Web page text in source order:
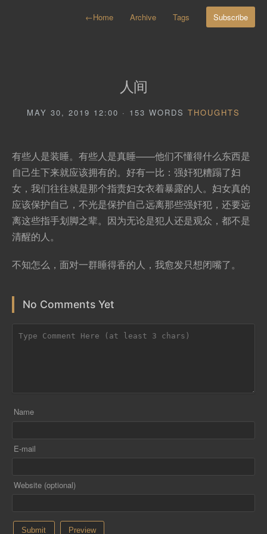
←Home Archive Tags Subscribe
人间
MAY 30, 2019 12:00 · 153 WORDS THOUGHTS
有些人是装睡。有些人是真睡——他们不懂得什么东西是
自己生下来就应该拥有的。好有一比：强奸犯糟蹋了妇
女，我们往往就是那个指责妇女衣着暴露的人。妇女真的
应该保护自己，不光是保护自己远离那些强奸犯，还要远
离这些指手划脚之辈。因为无论是犯人还是观众，都不是
清醒的人。
不知怎么，面对一群睡得香的人，我愈发只想闭嘴了。
No Comments Yet
Name
E-mail
Website (optional)